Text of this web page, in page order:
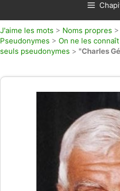
J'aime les mots > Noms propres >
Pseudonymes > On ne les
seuls pseudonymes > "Charles